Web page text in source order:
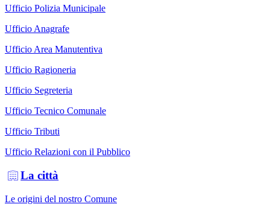
Ufficio Polizia Municipale
Ufficio Anagrafe
Ufficio Area Manutentiva
Ufficio Ragioneria
Ufficio Segreteria
Ufficio Tecnico Comunale
Ufficio Tributi
Ufficio Relazioni con il Pubblico
La città
Le origini del nostro Comune